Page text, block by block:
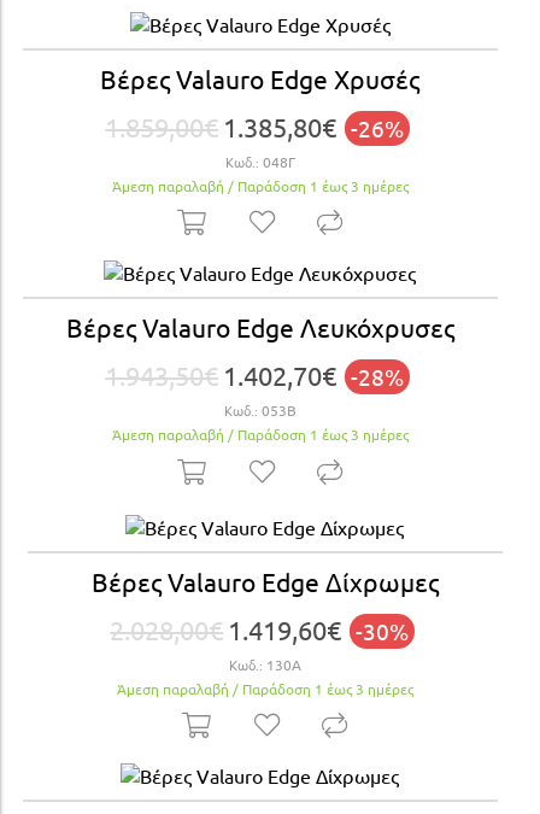
Βέρες Valauro Edge Xρυσές
1.859,00€ 1.385,80€ -26%
Κωδ.: 048Γ
Άμεση παραλαβή / Παράδoση 1 έως 3 ημέρες
Βέρες Valauro Edge Λευκόχρυσες
1.943,50€ 1.402,70€ -28%
Κωδ.: 053Β
Άμεση παραλαβή / Παράδoση 1 έως 3 ημέρες
Βέρες Valauro Edge Δίχρωμες
2.028,00€ 1.419,60€ -30%
Κωδ.: 130A
Άμεση παραλαβή / Παράδoση 1 έως 3 ημέρες